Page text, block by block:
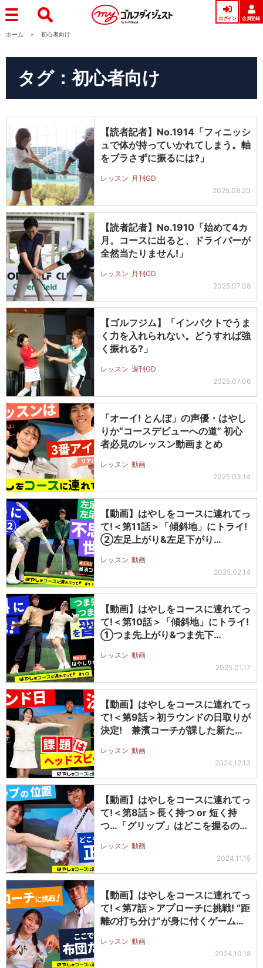
ログイン 会員登録
ホーム 初心者向け
タグ：初心者向け
【読者記者】No.1914「フィニッシ
ュで体が持っていかれてしまう。軸
をブラさずに振るには?」
レッスン 月刊GD
2025.08.20
【読者記者】No.1910「始めて4カ
月。コースに出ると、ドライバーが
全然当たりません!」
レッスン 月刊GD
2025.07.08
【ゴルフジム】「インパクトでうま
く力を入れられない。どうすれば強
く振れる?」
レッスン 週刊GD
2025.07.06
「オーイ! とんぼ」の声優・はやし
りか“コースデビューへの道” 初心
者必見のレッスン動画まとめ
レッスン 動画
2025.03.14
【動画】はやしをコースに連れてっ
て!＜第11話＞「傾斜地」にトライ!
②左足上がり&左足下がり…
レッスン 動画
2025.02.14
【動画】はやしをコースに連れてっ
て!＜第10話＞「傾斜地」にトライ!
①つま先上がり&つま先下…
レッスン 動画
2025.01.17
【動画】はやしをコースに連れてっ
て!＜第9話＞初ラウンドの日取りが
決定! 兼濱コーチが課した新たな
レッスン 動画
2024.12.13
【動画】はやしをコースに連れてっ
て!＜第8話＞長く持つ or 短く持
つ…「グリップ」はどこを握るの
レッスン 動画
2024.11.15
【動画】はやしをコースに連れてっ
て!＜第7話＞アプローチに挑戦! “距
離の打ち分け”が身に付くゲーム…
レッスン 動画
2024.10.18